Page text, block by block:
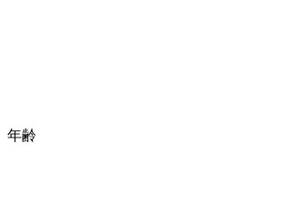
年齢